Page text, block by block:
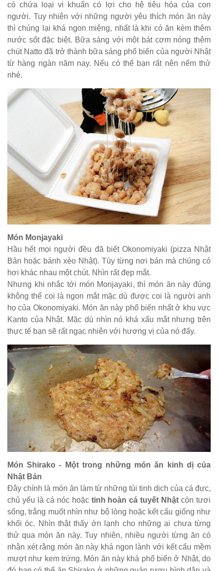
có chứa loại vi khuẩn có lợi cho hệ tiêu hóa của con
người. Tuy nhiên với những người yêu thích món ăn này
thì chúng lại khá ngon miệng, nhất là khi có ăn kèm thêm
nước sốt đặc biệt. Bữa sáng với một bát cơm nóng thêm
chút Natto đã trở thành bữa sáng phổ biến của người Nhật
từ hàng ngàn năm nay. Nếu có thể bạn rất nên nếm thử
nhé.
Món Monjayaki
Hầu hết mọi người đều đã biết Okonomiyaki (pizza Nhật
Bản hoặc bánh xèo Nhật). Tùy từng nơi bán mà chúng có
hơi khác nhau một chút. Nhìn rất đẹp mắt.
Nhưng khi nhắc tới món Monjayaki, thì món ăn này đúng
không thể coi là ngon mắt mặc dù được coi là người anh
họ của Okonomiyaki. Món ăn này phổ biến nhất ở khu vực
Kanto của Nhật. Mặc dù nhìn nó khá xấu mắt nhưng trên
thực tế bạn sẽ rất ngạc nhiên với hương vị của nó đấy.
Món Shirako - Một trong những món ăn kinh dị của
Nhật Bản
Đây chính là món ăn làm từ những túi tinh dịch của cá đực,
chủ yếu là cá nóc hoặc tinh hoàn cá tuyết Nhật còn tươi
sống, trắng muốt nhìn như bộ lòng hoặc kết cấu giống như
khối óc. Nhìn thật thấy ớn lạnh cho những ai chưa từng
thử qua món ăn này. Tuy nhiên, nhiều người từng ăn có
nhận xét rằng món ăn này khá ngon lành với kết cấu mềm
mượt như kem trứng. Món ăn này khá phổ biến ở Nhật, do